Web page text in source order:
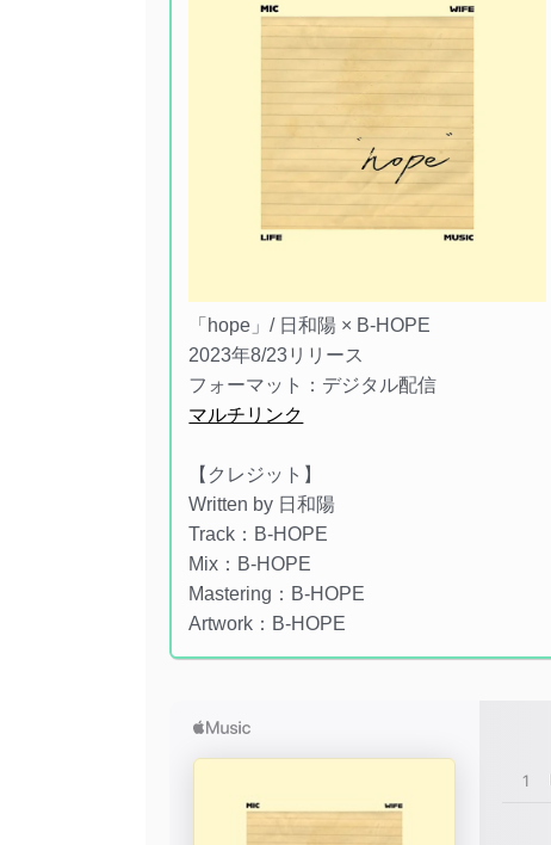
「hope」/ 日和陽 × B-HOPE
2023年8/23リリース
フォーマット：デジタル配信
マルチリンク
【クレジット】
Written by 日和陽
Track：B-HOPE
Mix：B-HOPE
Mastering：B-HOPE
Artwork：B-HOPE